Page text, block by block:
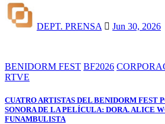
DEPT. PRENSA Jun 30, 2026
BENIDORM FEST BF2026
RTVE
CUATRO ARTISTAS DEL BENIDORM FEST
SONORA DE LA PELÍCULA: DORA. ALICE
FUNAMBULISTA